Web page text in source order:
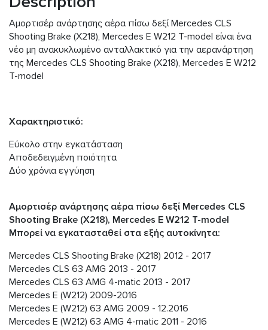
Αμορτισέρ ανάρτησης αέρα πίσω δεξί Mercedes CLS
Shooting Brake (X218), Mercedes E W212 T-model είναι ένα
νέο μη ανακυκλωμένο ανταλλακτικό για την αερανάρτηση
της Mercedes CLS Shooting Brake (X218), Mercedes E W212
T-model
Χαρακτηριστικό:
Εύκολο στην εγκατάσταση
Αποδεδειγμένη ποιότητα
Δύο χρόνια εγγύηση
Αμορτισέρ ανάρτησης αέρα πίσω δεξί Mercedes CLS
Shooting Brake (X218), Mercedes E W212 T-model
Μπορεί να εγκατασταθεί στα εξής αυτοκίνητα:
Mercedes CLS Shooting Brake (X218) 2012 - 2017
Mercedes CLS 63 AMG 2013 - 2017
Mercedes CLS 63 AMG 4-matic 2013 - 2017
Mercedes E (W212) 2009-2016
Mercedes E (W212) 63 AMG 2009 - 12.2016
Mercedes E (W212) 63 AMG 4-matic 2011 - 2016